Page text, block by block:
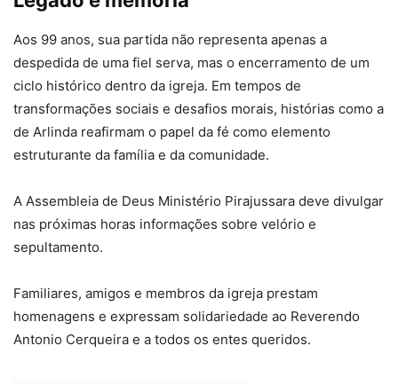
Aos 99 anos, sua partida não representa apenas a
despedida de uma fiel serva, mas o encerramento de um
ciclo histórico dentro da igreja. Em tempos de
transformações sociais e desafios morais, histórias como a
de Arlinda reafirmam o papel da fé como elemento
estruturante da família e da comunidade.
A Assembleia de Deus Ministério Pirajussara deve divulgar
nas próximas horas informações sobre velório e
sepultamento.
Familiares, amigos e membros da igreja prestam
homenagens e expressam solidariedade ao Reverendo
Antonio Cerqueira e a todos os entes queridos.